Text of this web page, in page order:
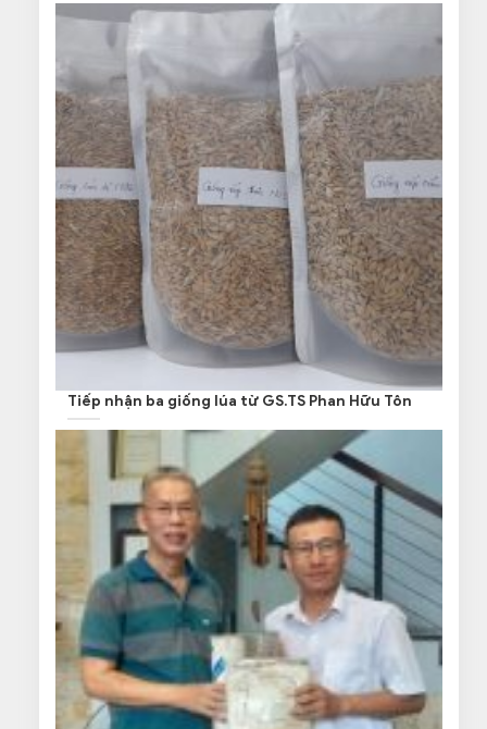
Tiếp nhận ba giống lúa từ GS.TS Phan Hữu Tôn